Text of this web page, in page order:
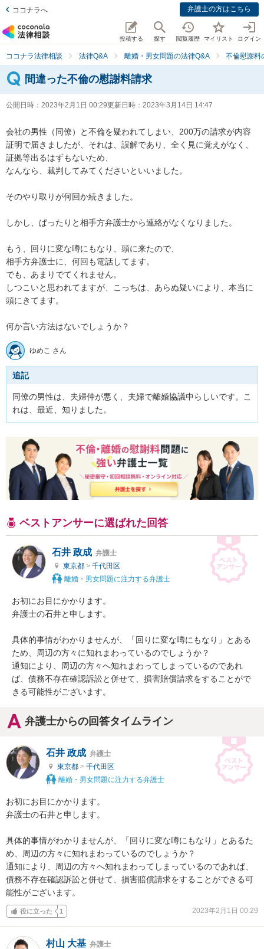
ココナラへ 弁護士の方はこちら
投稿する 探す 閲覧履歴 マイリスト ログイン
ココナラ法律相談 法律Q&A 離婚・男女問題の法律Q&A 不倫慰謝料
間違った不倫の慰謝料請求
公開日時： 2023年2月1日 00:29更新日時： 2023年3月14日 14:47
会社の男性（同僚）と不倫を疑われてしまい、200万の請求が内容
証明で届きましたが、それは、誤解であり、全く見に覚えがなく、
証拠等出るはずもないため、
なんなら、裁判してみてくださいといいました。
そのやり取りが何回か続きました。
しかし、ぱったりと相手方弁護士から連絡がなくなりました。
もう、回りに変な噂にもなり、頭に来たので、
相手方弁護士に、何回も電話してます。
でも、あまりでてくれません。
しつこいと思われてますが、こっちは、あらぬ疑いにより、本当に
頭にきてます。
何か言い方法はないでしょうか？
ゆめこ さん
追記
同僚の男性は、夫婦仲が悪く、夫婦で離婚協議中らしいです。こ
ベストアンサーに選ばれた回答
石井 政成 弁護士
東京都 > 千代田区
離婚・男女問題に注力する弁護士
お初にお目にかかります。
弁護士の石井と申します。
具体的事情がわかりませんが、「回りに変な噂にもなり」とある
ため、周辺の方々に知れまわっているのでしょうか？
通知により、周辺の方々へ知れまわってしまっているのであれ
ば、債務不存在確認訴訟と併せて、損害賠償請求をすることがで
きる可能性がございます。
弁護士からの回答タイムライン
石井 政成 弁護士
東京都 > 千代田区
離婚・男女問題に注力する弁護士
お初にお目にかかります。
弁護士の石井と申します。
具体的事情がわかりませんが、「回りに変な噂にもなり」とあるた
め、周辺の方々に知れまわっているのでしょうか？
通知により、周辺の方々へ知れまわってしまっているのであれば、
債務不存在確認訴訟と併せて、損害賠償請求をすることができる可
能性がございます。
役に立った 1 2023年2月1日 00:29
村山 大基 弁護士